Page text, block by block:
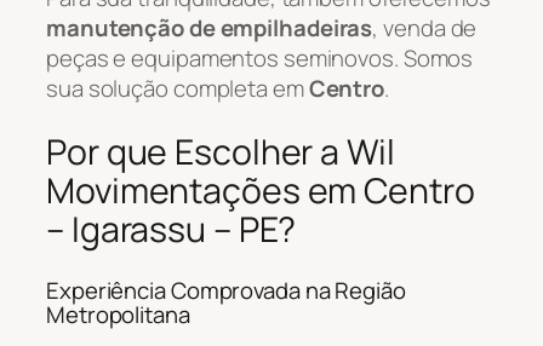
manutenção de empilhadeiras, venda de
peças e equipamentos seminovos. Somos
sua solução completa emCentro.
Por que Escolher a Wil
Movimentações em Centro
– Igarassu – PE?
Experiência Comprovada na Região
Metropolitana